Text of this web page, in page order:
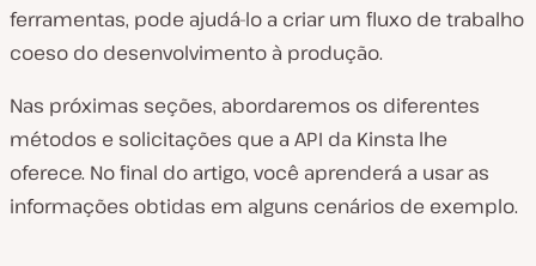
ferramentas, pode ajudá-lo a criar um fluxo de trabalho
coeso do desenvolvimento à produção.
Nas próximas seções, abordaremos os diferentes
métodos e solicitações que a API da Kinsta lhe
oferece. No final do artigo, você aprenderá a usar as
informações obtidas em alguns cenários de exemplo.